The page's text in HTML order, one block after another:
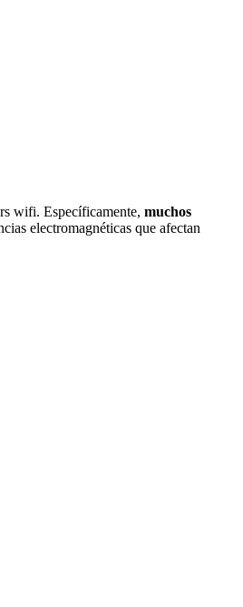
wifi. Específicamente, muchos
electromagnéticas que afectan